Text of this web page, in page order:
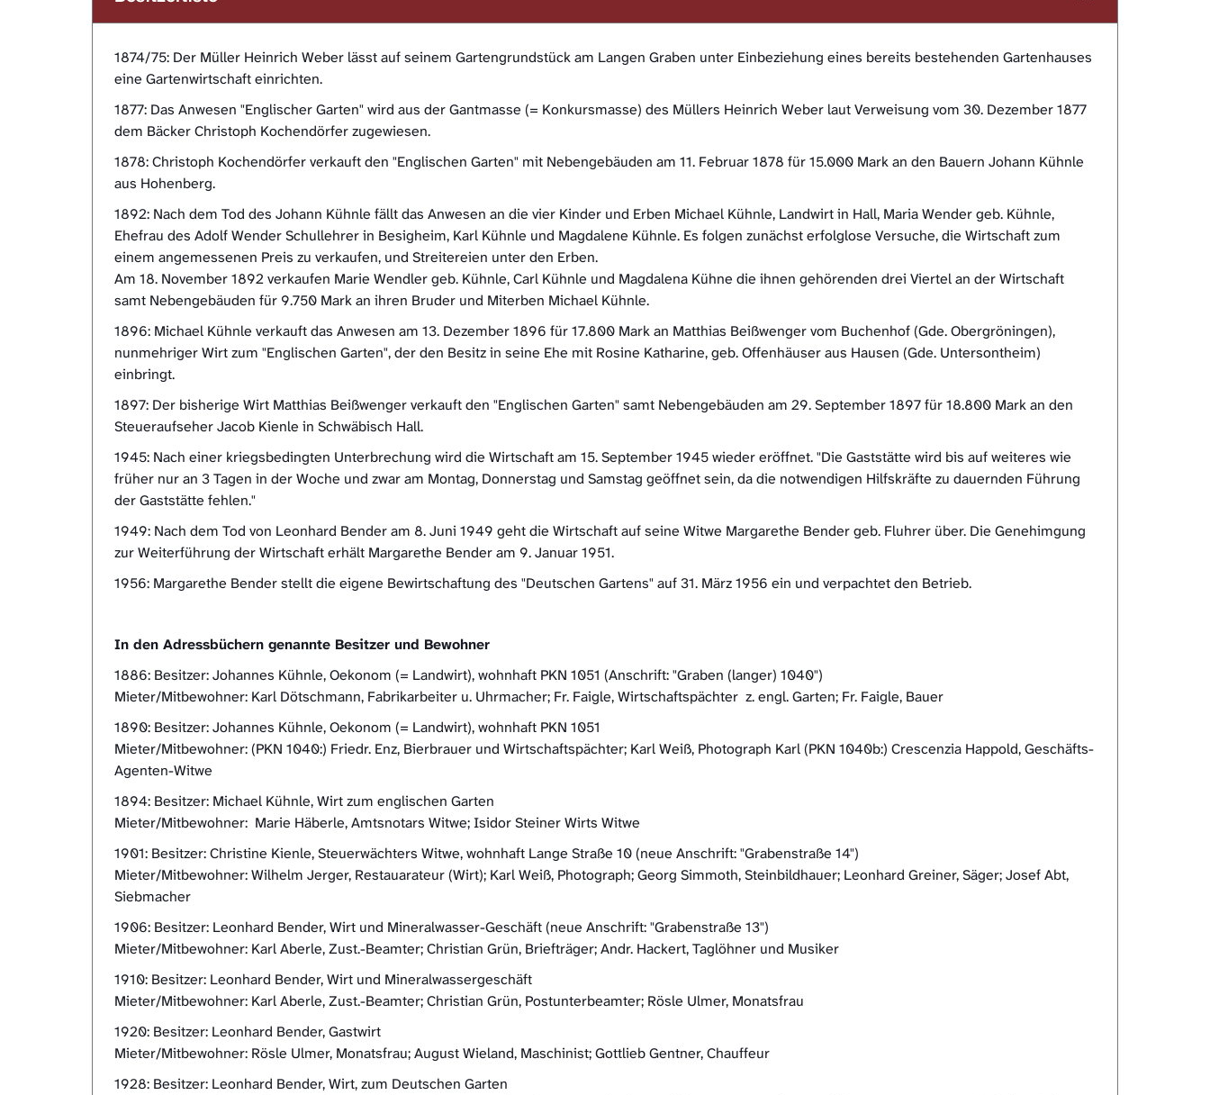
1874/75: Der Müller Heinrich Weber lässt auf seinem Gartengrundstück am Langen Graben unter Einbeziehung eines bereits bestehenden Gartenhauses
eine Gartenwirtschaft einrichten.
1877: Das Anwesen "Englischer Garten" wird aus der Gantmasse (= Konkursmasse) des Müllers Heinrich Weber laut Verweisung vom 30. Dezember 1877
dem Bäcker Christoph Kochendörfer zugewiesen.
1878: Christoph Kochendörfer verkauft den "Englischen Garten" mit Nebengebäuden am 11. Februar 1878 für 15.000 Mark an den Bauern Johann Kühnle
aus Hohenberg.
1892: Nach dem Tod des Johann Kühnle fällt das Anwesen an die vier Kinder und Erben Michael Kühnle, Landwirt in Hall, Maria Wender geb. Kühnle,
Ehefrau des Adolf Wender Schullehrer in Besigheim, Karl Kühnle und Magdalene Kühnle. Es folgen zunächst erfolglose Versuche, die Wirtschaft zum
einem angemessenen Preis zu verkaufen, und Streitereien unter den Erben.
Am 18. November 1892 verkaufen Marie Wendler geb. Kühnle, Carl Kühnle und Magdalena Kühne die ihnen gehörenden drei Viertel an der Wirtschaft
samt Nebengebäuden für 9.750 Mark an ihren Bruder und Miterben Michael Kühnle.
1896: Michael Kühnle verkauft das Anwesen am 13. Dezember 1896 für 17.800 Mark an Matthias Beißwenger vom Buchenhof (Gde. Obergröningen),
nunmehriger Wirt zum "Englischen Garten", der den Besitz in seine Ehe mit Rosine Katharine, geb. Offenhäuser aus Hausen (Gde. Untersontheim)
einbringt.
1897: Der bisherige Wirt Matthias Beißwenger verkauft den "Englischen Garten" samt Nebengebäuden am 29. September 1897 für 18.800 Mark an den
Steueraufseher Jacob Kienle in Schwäbisch Hall.
1945: Nach einer kriegsbedingten Unterbrechung wird die Wirtschaft am 15. September 1945 wieder eröffnet. "Die Gaststätte wird bis auf weiteres wie
früher nur an 3 Tagen in der Woche und zwar am Montag, Donnerstag und Samstag geöffnet sein, da die notwendigen Hilfskräfte zu dauernden Führung
der Gaststätte fehlen."
1949: Nach dem Tod von Leonhard Bender am 8. Juni 1949 geht die Wirtschaft auf seine Witwe Margarethe Bender geb. Fluhrer über. Die Genehimgung
zur Weiterführung der Wirtschaft erhält Margarethe Bender am 9. Januar 1951.
1956: Margarethe Bender stellt die eigene Bewirtschaftung des "Deutschen Gartens" auf 31. März 1956 ein und verpachtet den Betrieb.
In den Adressbüchern genannte Besitzer und Bewohner
1886: Besitzer: Johannes Kühnle, Oekonom (= Landwirt), wohnhaft PKN 1051 (Anschrift: "Graben (langer) 1040")
Mieter/Mitbewohner: Karl Dötschmann, Fabrikarbeiter u. Uhrmacher; Fr. Faigle, Wirtschaftspächter z. engl. Garten; Fr. Faigle, Bauer
1890: Besitzer: Johannes Kühnle, Oekonom (= Landwirt), wohnhaft PKN 1051
Mieter/Mitbewohner: (PKN 1040:) Friedr. Enz, Bierbrauer und Wirtschaftspächter; Karl Weiß, Photograph Karl (PKN 1040b:) Crescenzia Happold, Geschäfts-
Agenten-Witwe
1894: Besitzer: Michael Kühnle, Wirt zum englischen Garten
Mieter/Mitbewohner: Marie Häberle, Amtsnotars Witwe; Isidor Steiner Wirts Witwe
1901: Besitzer: Christine Kienle, Steuerwächters Witwe, wohnhaft Lange Straße 10 (neue Anschrift: "Grabenstraße 14")
Mieter/Mitbewohner: Wilhelm Jerger, Restauarateur (Wirt); Karl Weiß, Photograph; Georg Simmoth, Steinbildhauer; Leonhard Greiner, Säger; Josef Abt,
Siebmacher
1906: Besitzer: Leonhard Bender, Wirt und Mineralwasser-Geschäft (neue Anschrift: "Grabenstraße 13")
Mieter/Mitbewohner: Karl Aberle, Zust.-Beamter; Christian Grün, Briefträger; Andr. Hackert, Taglöhner und Musiker
1910: Besitzer: Leonhard Bender, Wirt und Mineralwassergeschäft
Mieter/Mitbewohner: Karl Aberle, Zust.-Beamter; Christian Grün, Postunterbeamter; Rösle Ulmer, Monatsfrau
1920: Besitzer: Leonhard Bender, Gastwirt
Mieter/Mitbewohner: Rösle Ulmer, Monatsfrau; August Wieland, Maschinist; Gottlieb Gentner, Chauffeur
1928: Besitzer: Leonhard Bender, Wirt, zum Deutschen Garten